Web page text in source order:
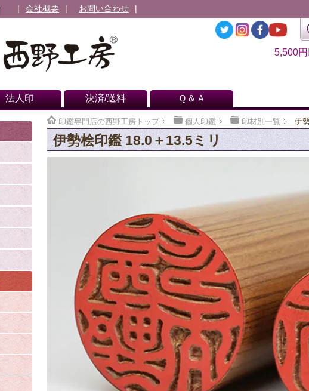
会社概要 お問い合わせ
5,500
法人印 決済/送料 Ｑ＆Ａ
印鑑専門店の西野工房トップ 個人印鑑 印材別一覧 伊
伊勢桧印鑑 18.0＋13.5ミリ